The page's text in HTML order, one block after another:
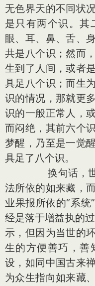
无色界天的不同状
是只有两个识。其
眼、耳、鼻、舌、
共是八个识；然而
生到了人间，或者
具足八个识；而生
识的情况，那就更
识的一般正常人，
而闷绝，其前六个
梦醒，乃至是一觉
具足了八个识。
换句话，世尊
法所依的如来藏，
业果报所依的“系
经是落于增益执的
示，但因为当世的
生的方便善巧，善
设，如同中国古来
为众生指向如来藏